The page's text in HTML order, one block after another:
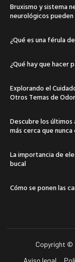
Bruxismo y sistema
neurológicos
¿Qué es una férula
¿Qué hay que hacer
Explorando el
Otros Temas de
Descubre los
más cerca que
La importancia de
bucal
Cómo se ponen las
Copyright ©
Aviso legal